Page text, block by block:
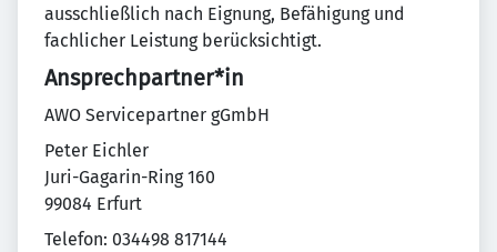
ausschließlich nach Eignung, Befähigung und
fachlicher Leistung berücksichtigt.
Ansprechpartner*in
AWO Servicepartner gGmbH
Peter Eichler
Juri-Gagarin-Ring 160
99084 Erfurt
Telefon: 034498 817144